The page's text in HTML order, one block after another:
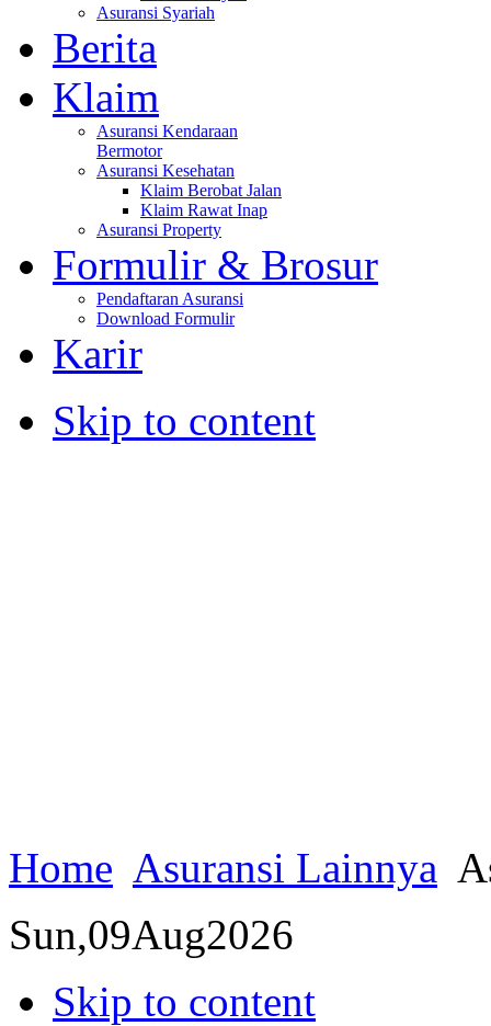
Asuransi Syariah
Berita
Klaim
Asuransi Kendaraan
Bermotor
Asuransi Kesehatan
Klaim Berobat Jalan
Klaim Rawat Inap
Asuransi Property
Formulir & Brosur
Pendaftaran Asuransi
Download Formulir
Karir
Skip to content
Home Asuransi Lainnya
Sun,09Aug2026
Skip to content